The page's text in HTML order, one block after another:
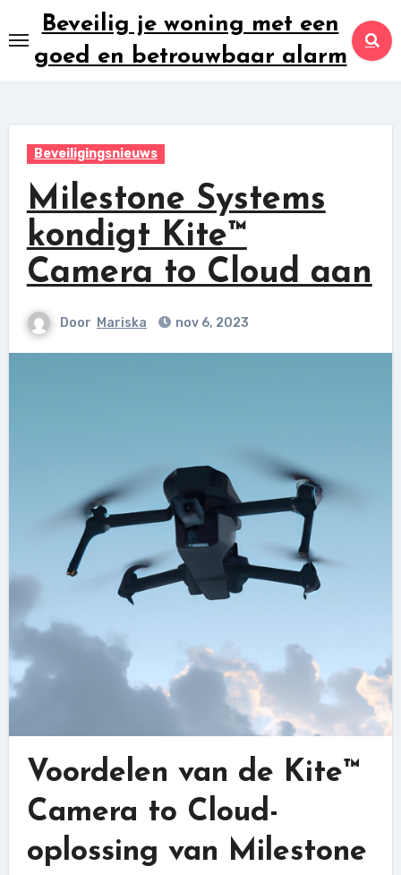
naar
inhoud
Beveilig je woning met een
goed en betrouwbaar alarm
Beveiligingsnieuws
Milestone Systems
kondigt Kite™
Camera to Cloud aan
Door Mariska nov 6, 2023
Voordelen van de Kite™
Camera to Cloud-
oplossing van Milestone